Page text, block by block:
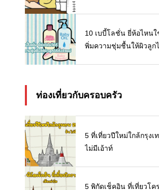
10 เบบี้โลชั่น ยี่ห้อไหนใ
พิ่มความชุ่มชื้นให้ผิวลูก
ท่องเที่ยวกับครอบครัว
5 ที่เที่ยวปีใหม่ใกล้กรุงเ
ไม่มีเอ้าท์
5 พิกัดเช็คอิน ที่เที่ยวโค